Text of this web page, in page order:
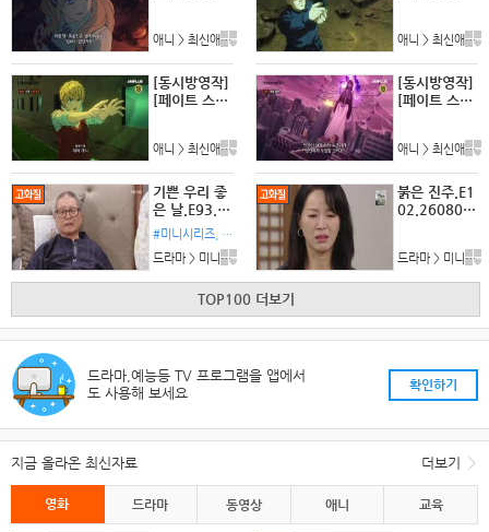
nge Fake.E0
7.260215.1
080p-NEXT
애니 > 최신애니 l 댓글 (0)
nge Fake.E0
9.260301.1
080p-NEXT
애니 > 최신애니 l 댓글
[동시방영작]
[페이트 스트
nge Fake.E1
0.260308.1
080p-NEXT
애니 > 최신애니 l 댓글 (0)
[동시방영작]
[페이트 스트
nge Fake.E1
3.260329.1
080p-NEXT
애니 > 최신애니 l 댓글
기쁜 우리 좋
은 날.E93.2
60807.108
0p.WANNA
#미니시리즈, #wanna
드라마 > 미니시리즈 l 댓글
붉은 진주.E1
02.260807.
드라마 > 미니시리즈 l 댓글
TOP100 더보기
드라마,예능등 TV 프로그램을 앱에서
도 사용해 보세요
확인하기
지금 올라온 최신자료 더보기
영화 드라마 동영상 애니 교육